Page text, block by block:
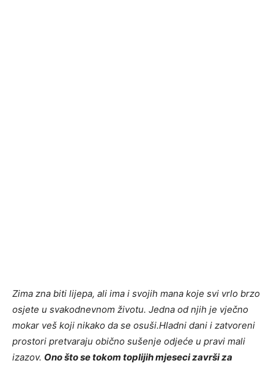
Zima zna biti lijepa, ali ima i svojih mana koje svi vrlo brzo
osjete u svakodnevnom životu. Jedna od njih je vječno
mokar veš koji nikako da se osuši.Hladni dani i zatvoreni
prostori pretvaraju obično sušenje odjeće u pravi mali
izazov. Ono što se tokom toplijih mjeseci završi za